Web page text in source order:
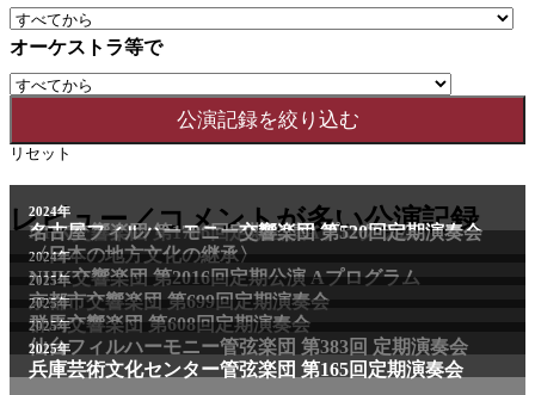
オーケストラ等で
リセット
レビュー／コメントが多い公演記録
2011年
NHK交響楽団 第1706回定期公演Aプログラム
2024年
名古屋フィルハーモニー交響楽団 第520回定期演奏会
〈日本の地方文化の継承〉
2024年
NHK交響楽団 第2016回定期公演 Aプログラム
2025年
京都市交響楽団 第699回定期演奏会
2025年
群馬交響楽団 第608回定期演奏会
2025年
仙台フィルハーモニー管弦楽団 第383回 定期演奏会
2025年
兵庫芸術文化センター管弦楽団 第165回定期演奏会